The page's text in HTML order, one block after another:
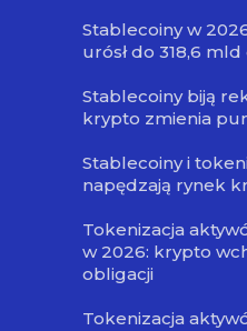
Stablecoiny w
urósł do 318,6
Stablecoiny biją
krypto zmienia
Stablecoiny i
napędzają rynek
Tokenizacja
w 2026: krypto
obligacji
Tokenizacja